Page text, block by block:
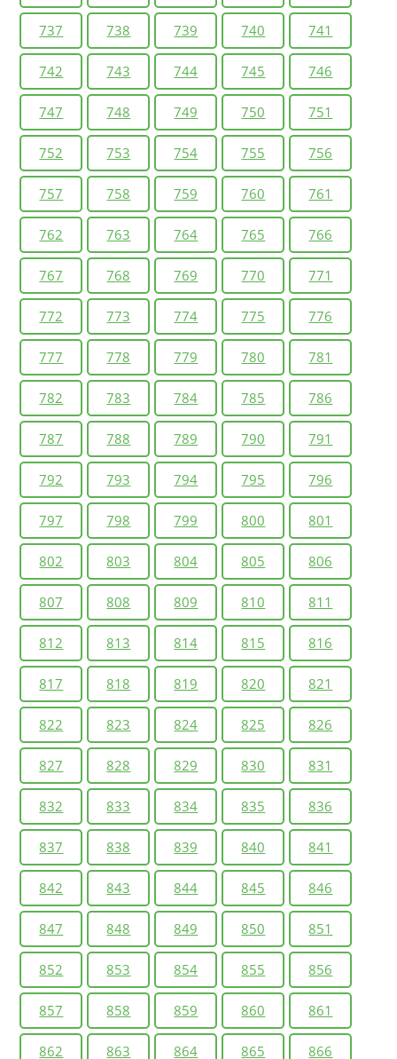
737 738 739 740 741
742 743 744 745 746
747 748 749 750 751
752 753 754 755 756
757 758 759 760 761
762 763 764 765 766
767 768 769 770 771
772 773 774 775 776
777 778 779 780 781
782 783 784 785 786
787 788 789 790 791
792 793 794 795 796
797 798 799 800 801
802 803 804 805 806
807 808 809 810 811
812 813 814 815 816
817 818 819 820 821
822 823 824 825 826
827 828 829 830 831
832 833 834 835 836
837 838 839 840 841
842 843 844 845 846
847 848 849 850 851
852 853 854 855 856
857 858 859 860 861
862 863 864 865 866